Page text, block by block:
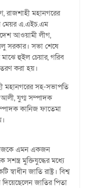
রাজশাহী মহানগরের
মেয়র এ.এইচ.এম
আওয়ামী লীগ,
সরকার। সভা শেষে
হুইল চেয়ার, গরিব
করা হয়।
মহানগরের সহ-সভাপতি
আলী, যুগ্ম সম্পাদক
কানিজ ফাতেমা
এমন একজন
মুক্তিযুদ্ধের মধ্যে
জাতি রাষ্ট্র। বিশ্ব
জাতির পিতা